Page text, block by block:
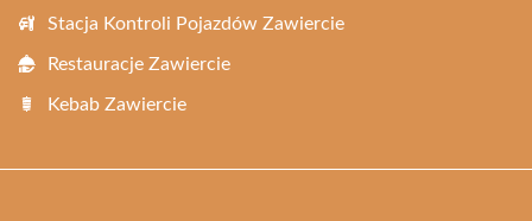
Stacja Kontroli Pojazdów Zawiercie
Restauracje Zawiercie
Kebab Zawiercie